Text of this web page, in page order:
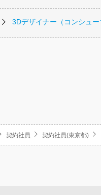
3Dデザイナー（コンシュ
契約社員 契約社員(東京都)